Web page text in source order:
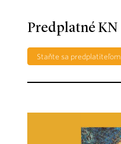
Predplatné KN
Staňte sa predplatiteľom